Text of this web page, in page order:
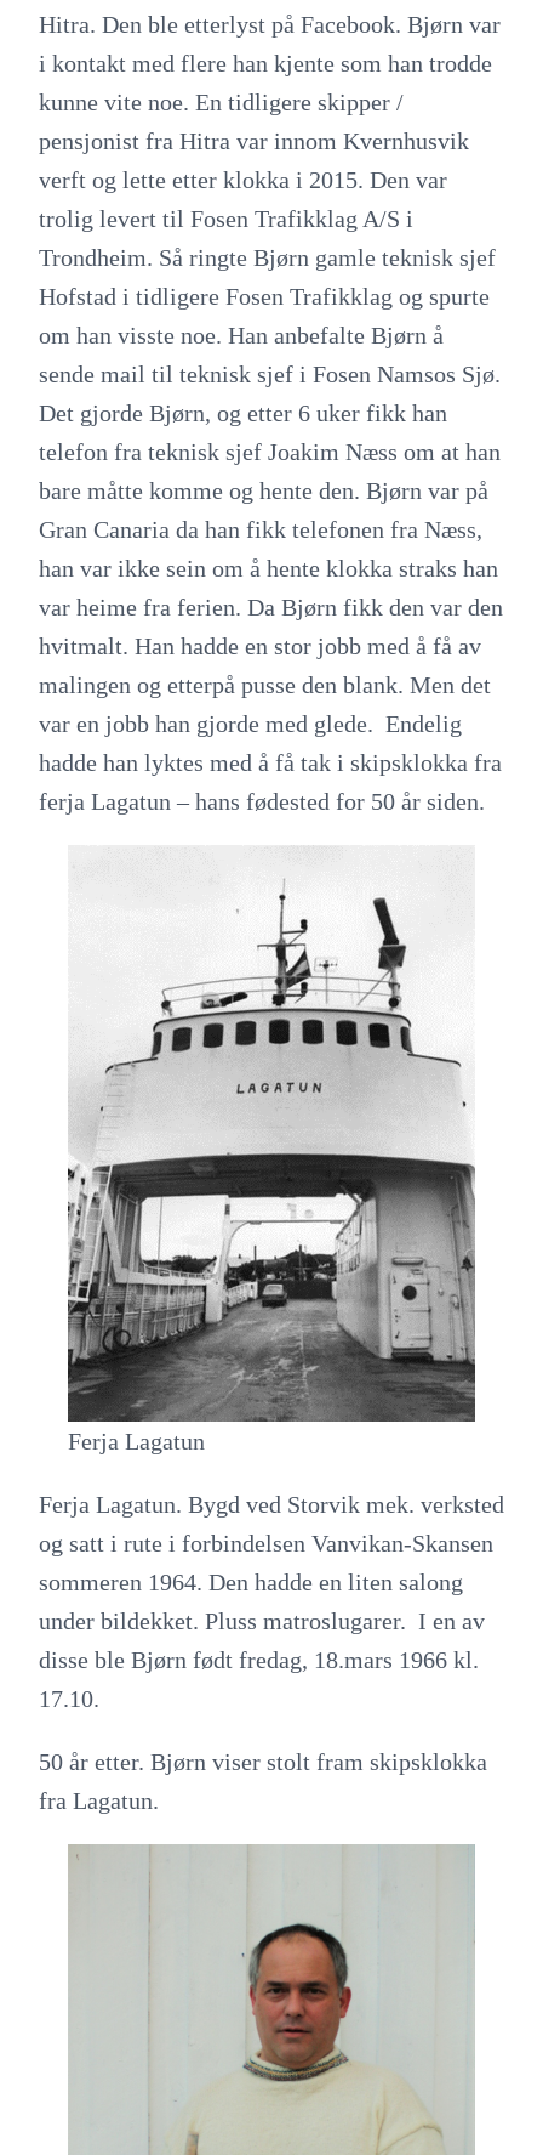
Hitra. Den ble etterlyst på Facebook. Bjørn var
i kontakt med flere han kjente som han trodde
kunne vite noe. En tidligere skipper /
pensjonist fra Hitra var innom Kvernhusvik
verft og lette etter klokka i 2015. Den var
trolig levert til Fosen Trafikklag A/S i
Trondheim. Så ringte Bjørn gamle teknisk sjef
Hofstad i tidligere Fosen Trafikklag og spurte
om han visste noe. Han anbefalte Bjørn å
sende mail til teknisk sjef i Fosen Namsos Sjø.
Det gjorde Bjørn, og etter 6 uker fikk han
telefon fra teknisk sjef Joakim Næss om at han
bare måtte komme og hente den. Bjørn var på
Gran Canaria da han fikk telefonen fra Næss,
han var ikke sein om å hente klokka straks han
var heime fra ferien. Da Bjørn fikk den var den
hvitmalt. Han hadde en stor jobb med å få av
malingen og etterpå pusse den blank. Men det
var en jobb han gjorde med glede. Endelig
hadde han lyktes med å få tak i skipsklokka fra
ferja Lagatun – hans fødested for 50 år siden.
Ferja Lagatun
Ferja Lagatun. Bygd ved Storvik mek. verksted
og satt i rute i forbindelsen Vanvikan-Skansen
sommeren 1964. Den hadde en liten salong
under bildekket. Pluss matroslugarer. I en av
disse ble Bjørn født fredag, 18.mars 1966 kl.
17.10.
50 år etter. Bjørn viser stolt fram skipsklokka
fra Lagatun.